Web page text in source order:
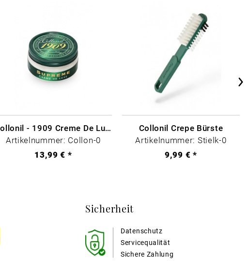
Collonil - 1909 Creme De Luxe Farblos
Artikelnummer: Collon-0
13,99 € *
Collonil Crepe Bürste
Artikelnummer: Stielk-0
9,99 € *
Sicherheit
Datenschutz
Sichere Zahlung
Servicequalität